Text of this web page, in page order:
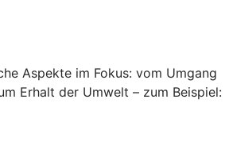
Aspekte im Fokus: vom Umgang
Erhalt der Umwelt – zum Beispiel: